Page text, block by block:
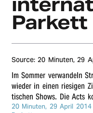
r
s
B
e
r
Parkett
Source: 20 Minuten,29
Im Sommer verwandeln
wieder in einen riesigen
tischen Shows. Die Acts
20 Minuten, 29 April